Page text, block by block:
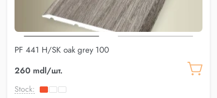
PF 441 H/SK oak grey 100
260 mdl/шт.
Stock: